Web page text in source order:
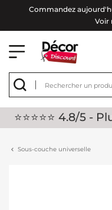
Commandez
Voir
⭐⭐⭐⭐⭐ 4.8/5 -
Sous-couche universelle